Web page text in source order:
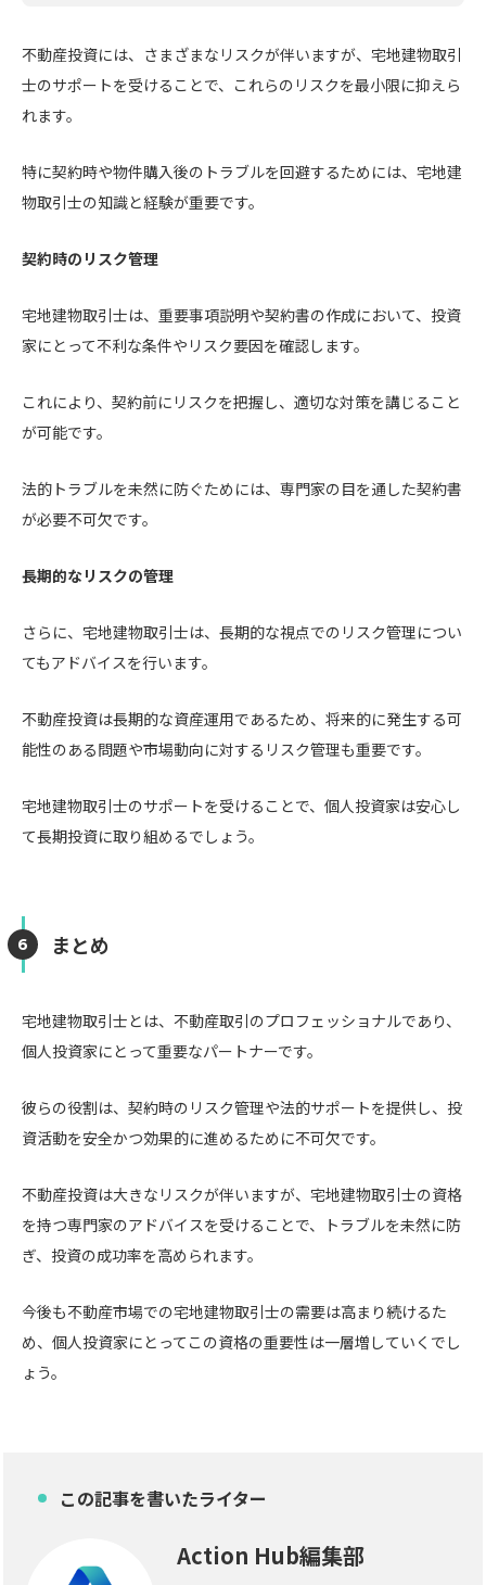
不動産投資には、さまざまなリスクが伴いますが、宅地建物取引
士のサポートを受けることで、これらのリスクを最小限に抑えら
れます。
特に契約時や物件購入後のトラブルを回避するためには、宅地建
物取引士の知識と経験が重要です。
契約時のリスク管理
宅地建物取引士は、重要事項説明や契約書の作成において、投資
家にとって不利な条件やリスク要因を確認します。
これにより、契約前にリスクを把握し、適切な対策を講じること
が可能です。
法的トラブルを未然に防ぐためには、専門家の目を通した契約書
が必要不可欠です。
長期的なリスクの管理
さらに、宅地建物取引士は、長期的な視点でのリスク管理につい
てもアドバイスを行います。
不動産投資は長期的な資産運用であるため、将来的に発生する可
能性のある問題や市場動向に対するリスク管理も重要です。
宅地建物取引士のサポートを受けることで、個人投資家は安心し
て長期投資に取り組めるでしょう。
まとめ
宅地建物取引士とは、不動産取引のプロフェッショナルであり、
個人投資家にとって重要なパートナーです。
彼らの役割は、契約時のリスク管理や法的サポートを提供し、投
資活動を安全かつ効果的に進めるために不可欠です。
不動産投資は大きなリスクが伴いますが、宅地建物取引士の資格
を持つ専門家のアドバイスを受けることで、トラブルを未然に防
ぎ、投資の成功率を高められます。
今後も不動産市場での宅地建物取引士の需要は高まり続けるた
め、個人投資家にとってこの資格の重要性は一層増していくでし
ょう。
この記事を書いたライター
Action Hub編集部